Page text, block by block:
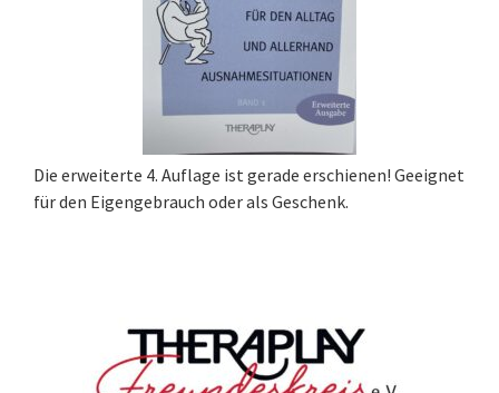
Die erweiterte 4. Auflage ist gerade erschienen! Geeignet
für den Eigengebrauch oder als Geschenk.